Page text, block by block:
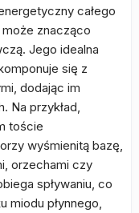
całego
znacząco
Jego idealna
się z
dodając im
Na przykład,
toście
wyśmienitą bazę,
orzechami czy
spływaniu, co
miodu płynnego,